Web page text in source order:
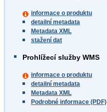
informace o produktu
detailní metadata
Metadata XML
stažení dat
Prohlížecí služby WMS
informace o produktu
detailní metadata
Metadata XML
Podrobné informace (PDF)